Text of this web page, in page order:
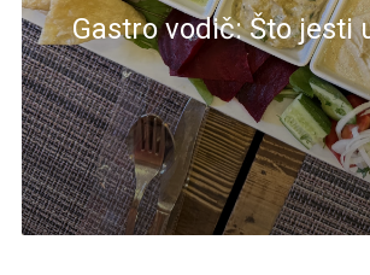
Gastro vodič: Što jesti